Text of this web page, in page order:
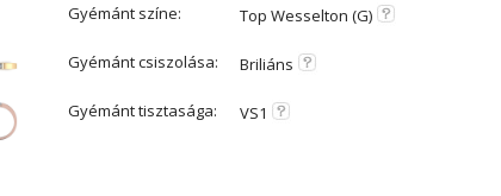
Gyémánt színe: Top Wesselton (G)
Gyémánt csiszolása: Briliáns
Gyémánt tisztasága: VS1